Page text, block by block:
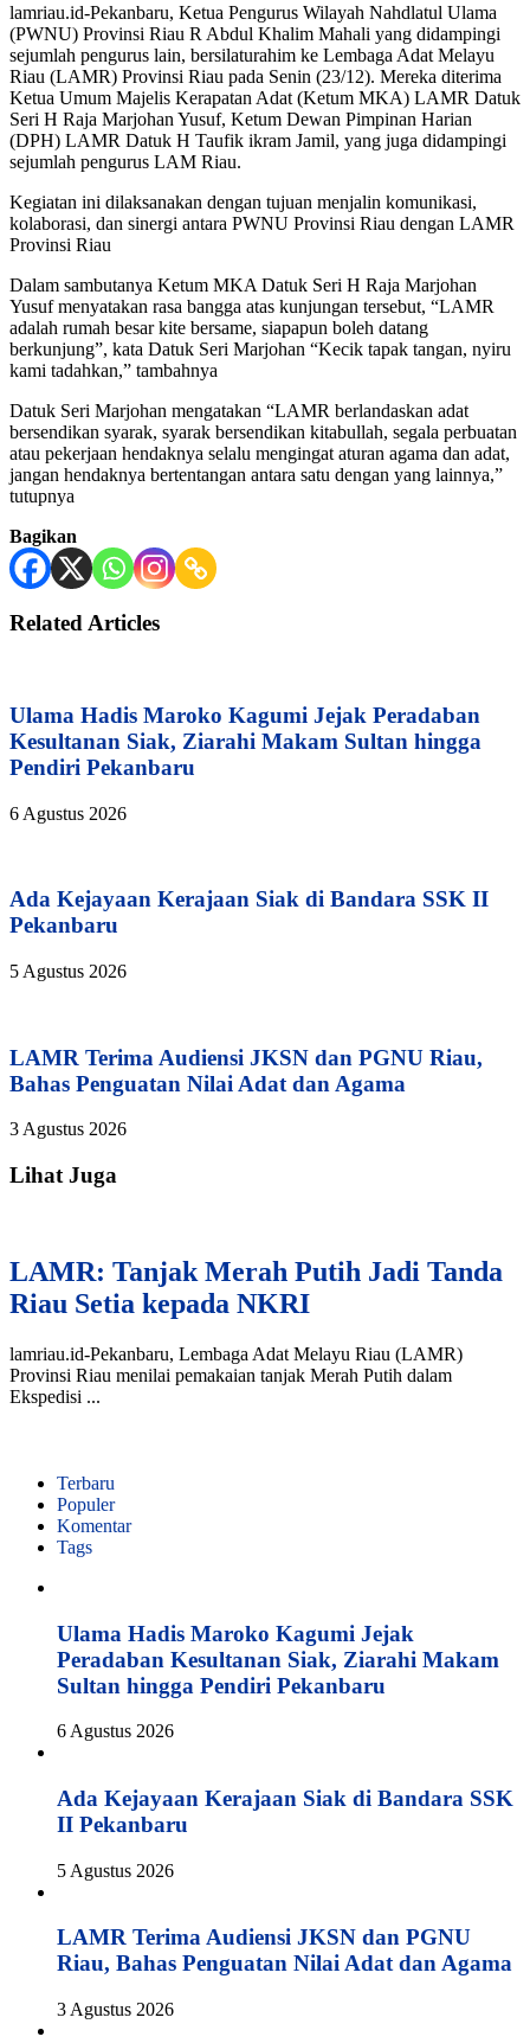
lamriau.id-Pekanbaru, Ketua Pengurus Wilayah Nahdlatul Ulama
(PWNU) Provinsi Riau R Abdul Khalim Mahali yang didampingi
sejumlah pengurus lain, bersilaturahim ke Lembaga Adat Melayu
Riau (LAMR) Provinsi Riau pada Senin (23/12). Mereka diterima
Ketua Umum Majelis Kerapatan Adat (Ketum MKA) LAMR Datuk
Seri H Raja Marjohan Yusuf, Ketum Dewan Pimpinan Harian
(DPH) LAMR Datuk H Taufik ikram Jamil, yang juga didampingi
sejumlah pengurus LAM Riau.
Kegiatan ini dilaksanakan dengan tujuan menjalin komunikasi,
kolaborasi, dan sinergi antara PWNU Provinsi Riau dengan LAMR
Provinsi Riau
Dalam sambutanya Ketum MKA Datuk Seri H Raja Marjohan
Yusuf menyatakan rasa bangga atas kunjungan tersebut, “LAMR
adalah rumah besar kite bersame, siapapun boleh datang
berkunjung”, kata Datuk Seri Marjohan “Kecik tapak tangan, nyiru
kami tadahkan,” tambahnya
Datuk Seri Marjohan mengatakan “LAMR berlandaskan adat
bersendikan syarak, syarak bersendikan kitabullah, segala perbuatan
atau pekerjaan hendaknya selalu mengingat aturan agama dan adat,
jangan hendaknya bertentangan antara satu dengan yang lainnya,”
tutupnya
Bagikan
Related Articles
Ulama Hadis Maroko Kagumi Jejak Peradaban
Kesultanan Siak, Ziarahi Makam Sultan hingga
Pendiri Pekanbaru
6 Agustus 2026
Ada Kejayaan Kerajaan Siak di Bandara SSK II
Pekanbaru
5 Agustus 2026
LAMR Terima Audiensi JKSN dan PGNU Riau,
Bahas Penguatan Nilai Adat dan Agama
3 Agustus 2026
Lihat Juga
LAMR: Tanjak Merah Putih Jadi Tanda
Riau Setia kepada NKRI
lamriau.id-Pekanbaru, Lembaga Adat Melayu Riau (LAMR)
Provinsi Riau menilai pemakaian tanjak Merah Putih dalam
Ekspedisi ...
Terbaru
Populer
Komentar
Tags
Ulama Hadis Maroko Kagumi Jejak
Peradaban Kesultanan Siak, Ziarahi Makam
Sultan hingga Pendiri Pekanbaru
6 Agustus 2026
Ada Kejayaan Kerajaan Siak di Bandara SSK
II Pekanbaru
5 Agustus 2026
LAMR Terima Audiensi JKSN dan PGNU
Riau, Bahas Penguatan Nilai Adat dan Agama
3 Agustus 2026